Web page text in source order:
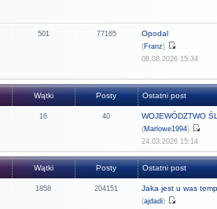
501 77165 Opodal
(Franz)
08.08.2026 15:34
Wątki Posty Ostatni post
16 40 WOJEWÓDZTWO
(Marlowe1994)
24.03.2026 15:14
Wątki Posty Ostatni post
1858 204151 Jaka jest u was
(ajdadi)